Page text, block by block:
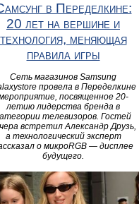
в Переделкине:
20 лет на вершине и
технология, меняющая
правила игры
Сеть магазинов Samsung
провела в Переделкине
посвященное 20-
летию лидерства бренда в
телевизоров. Гостей
встретил Александр Друзь,
а технологический эксперт
о микроRGB — дисплее
будущего.